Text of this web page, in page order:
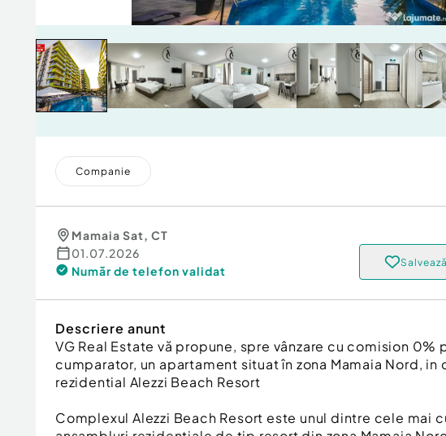
Companie
Mamaia Sat, CT
01.07.2026
Număr de telefon validat
Descriere anunt
VG Real Estate vă propune, spre vânzare cu comision 0%
cumparator, un apartament situat în zona Mamaia Nord, in
rezidential Alezzi Beach Resort
Complexul Alezzi Beach Resort este unul dintre cele mai